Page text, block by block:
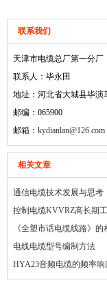
联系我们
天津市电缆总厂第一分厂
联系人：毕永田
地址：河北省大城县毕演
邮编：065900
邮箱： kydianlan@126.com
相关文章
通信电缆技术发展与思考
控制电缆KVVRZ高长期
《全塑市话电缆线路》的
电线电缆型号编制方法
HYA23音频电缆的频率响